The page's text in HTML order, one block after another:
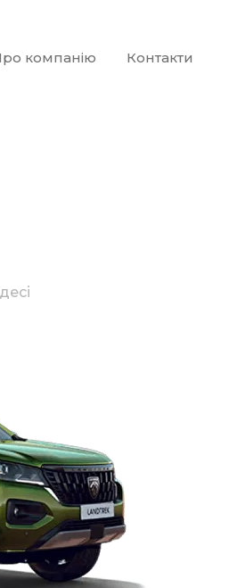
компанію Контакти